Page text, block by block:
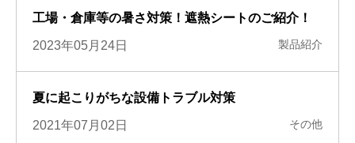
工場・倉庫等の暑さ対策！遮熱シートのご紹介！
2023年05月24日 製品紹介
夏に起こりがちな設備トラブル対策
2021年07月02日 その他